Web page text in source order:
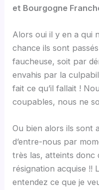
et Bourgogne
Alors oui il y en a qui
chance ils sont
faucheuse, soit par
envahis par la
fait ce qu’il fallait !
coupables, nous ne
Ou bien alors ils sont
d’entre-nous par
très las, atteints donc
résignation acquise !!
entendez ce que je